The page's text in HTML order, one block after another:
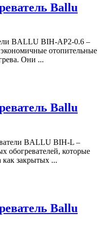
Ballu
BALLU BIH-AP2-0.6 –
отопительные
Они ...
Ballu
BALLU BIH-L –
обогревателей, которые
как закрытых ...
Ballu